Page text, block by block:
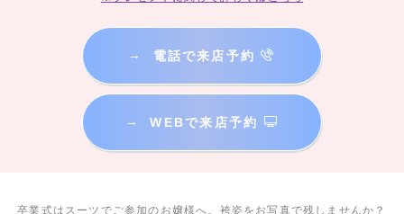
→ 電話で来店予約
→ WEBで来店予約
卒業式はスーツでご参加のお嬢様へ。袴姿をお写真で残しませんか？